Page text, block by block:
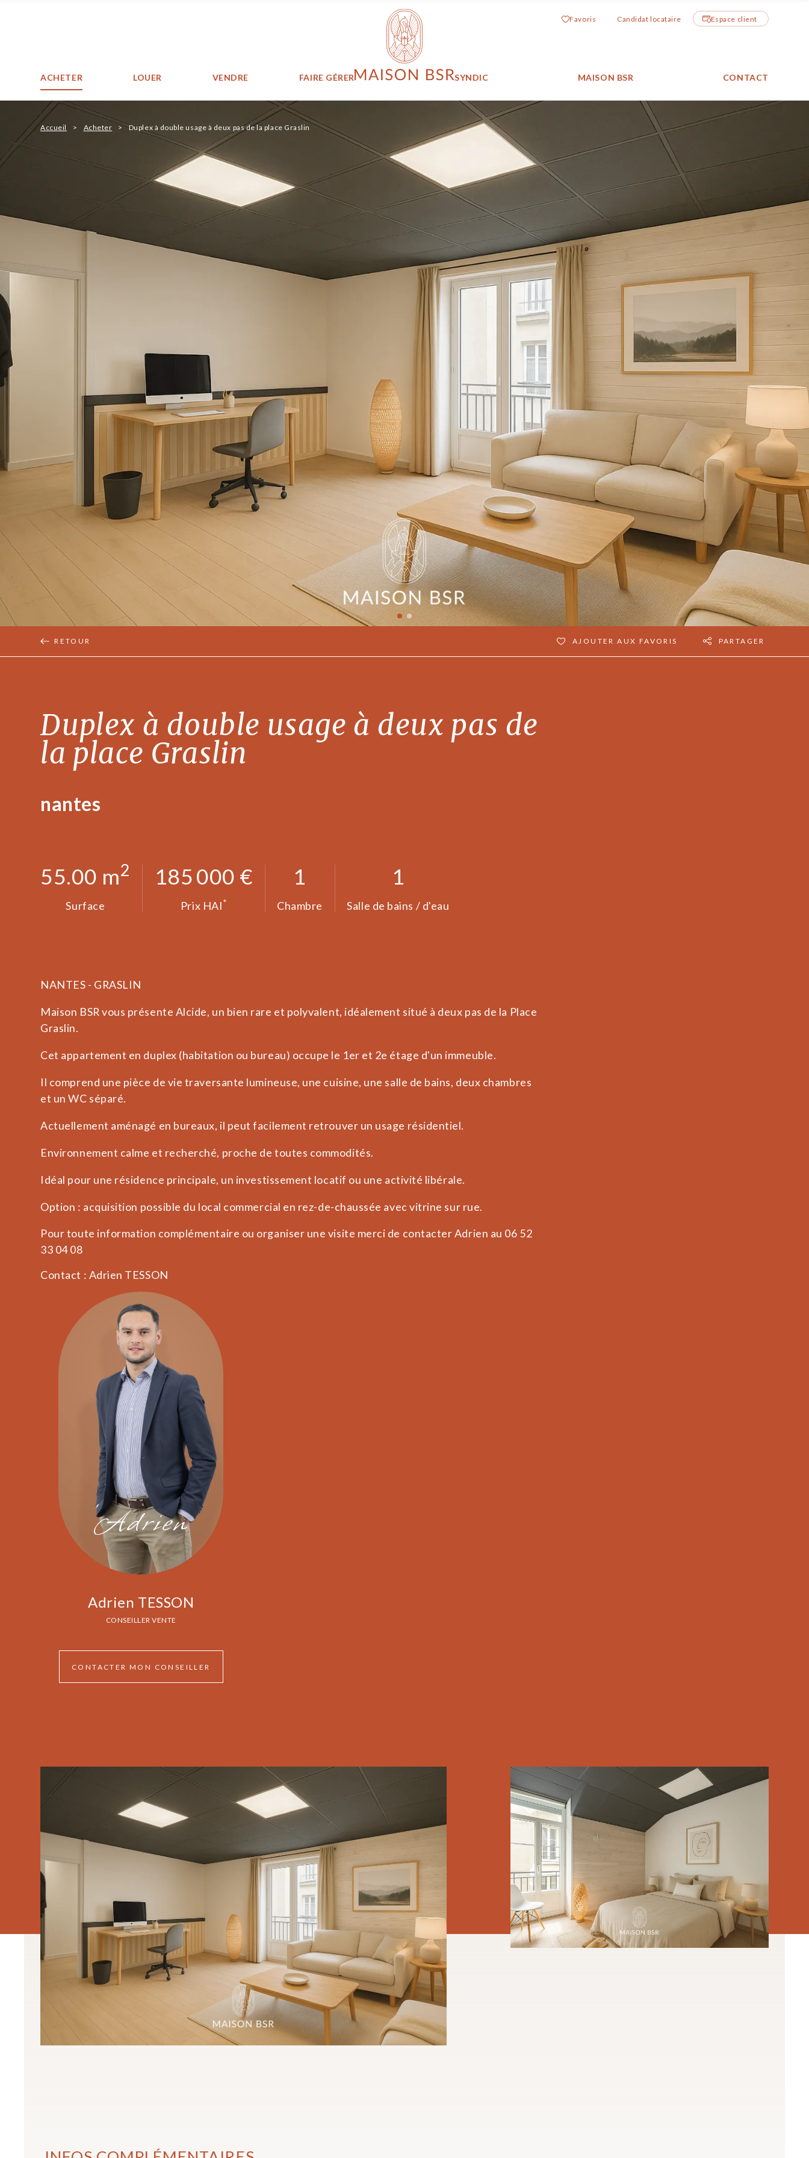
Favoris Candidat locataire Espace client
ACHETER LOUER VENDRE FAIRE GÉRER
Maison BSR
SYNDIC MAISON BSR CONTACT
Accueil Acheter Duplex à double usage à deux pas de la place Graslin
RETOUR AJOUTER AUX FAVORIS PARTAGER
Duplex à double usage à deux pas de
la place Graslin
nantes
55.00 m2
Surface
185 000 €
Prix HAI*
1
Chambre
1
Salle de bains / d'eau
NANTES - GRASLIN
Maison BSR vous présente Alcide, un bien rare et polyvalent, idéalement situé à deux pas de la Place
Graslin.
Cet appartement en duplex (habitation ou bureau) occupe le 1er et 2e étage d'un immeuble.
Il comprend une pièce de vie traversante lumineuse, une cuisine, une salle de bains, deux chambres
et un WC séparé.
Actuellement aménagé en bureaux, il peut facilement retrouver un usage résidentiel.
Environnement calme et recherché, proche de toutes commodités.
Idéal pour une résidence principale, un investissement locatif ou une activité libérale.
Option : acquisition possible du local commercial en rez-de-chaussée avec vitrine sur rue.
Pour toute information complémentaire ou organiser une visite merci de contacter Adrien au 06 52
33 04 08
Contact : Adrien TESSON
Adrien
Adrien TESSON
CONSEILLER VENTE
CONTACTER MON CONSEILLER